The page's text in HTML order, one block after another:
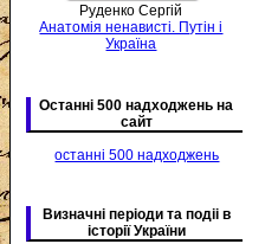
Руденко Сергій
Анатомія ненависті. Путін і
Україна
Останні 500 надходжень на
сайт
останні 500 надходжень
Визначні періоди та подіі в
історії України